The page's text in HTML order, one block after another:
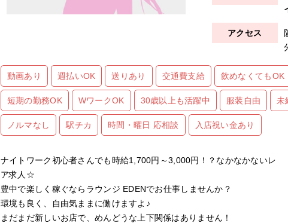
動画あり 週払いOK 送りあり 交通費支給 飲めなくてもOK
短期の勤務OK WワークOK 30歳以上も活躍中 服装自由 未
ノルマなし 駅チカ 時間・曜日 応相談 入店祝い金あり
ナイトワーク初心者さんでも時給1,700円～3,000円！？なかなかないレ
ア求人☆
豊中で楽しく稼ぐならラウンジ EDENでお仕事しませんか？
環境も良く、自由気ままに働けますよ♪
まだまだ新しいお店で、めんどうな上下関係はありません！